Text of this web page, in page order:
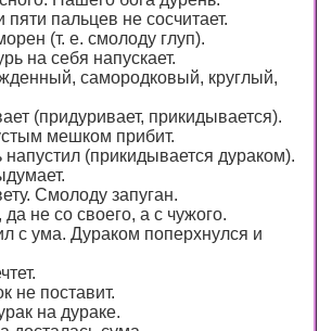
пальцев не сосчитает.
(т. е. смолоду глуп).
на себя напускает.
самородковый, круглый,
(придуривает, прикидывается).
мешком прибит.
(прикидывается дураком).
Смолоду запуган.
не со своего, а с чужого.
с ума. Дураком поперхнулся и
не поставит.
на дураке.